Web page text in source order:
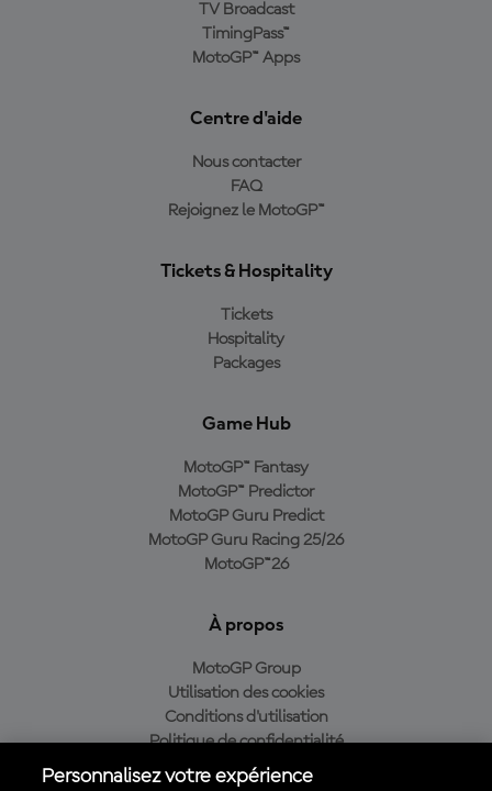
TV Broadcast
TimingPass™
MotoGP™ Apps
Centre d'aide
Nous contacter
FAQ
Rejoignez le MotoGP™
Tickets & Hospitality
Tickets
Hospitality
Packages
Game Hub
MotoGP™ Fantasy
MotoGP™ Predictor
MotoGP Guru Predict
MotoGP Guru Racing 25/26
MotoGP™26
À propos
MotoGP Group
Utilisation des cookies
Conditions d'utilisation
Politique de confidentialité
Politique d’achat
Personnalisez votre expérience